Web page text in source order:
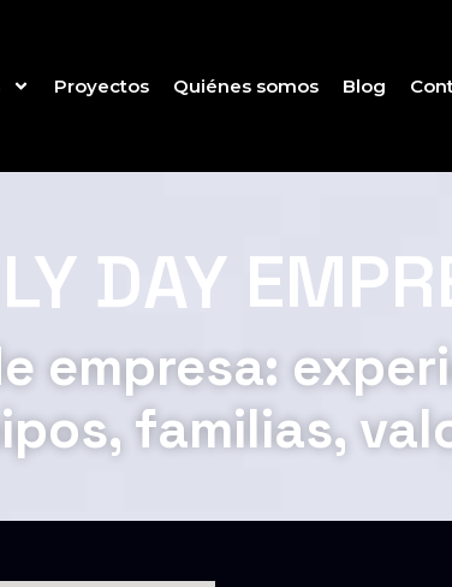
Proyectos Quiénes somos Blog
DAY
empresa:
familias,